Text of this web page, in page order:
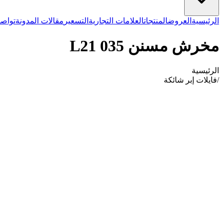
الرئيسية العروضالمنتجاتالعلامات التجارية التسعير مقالات المدونة
مخرش مسنن 035 L21
الرئيسية
/فايلات إبر شائكة